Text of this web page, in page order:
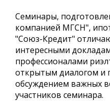
Семинары,
компанией МГСН",
"Союз-Кредит"
интересными
профессионалами
открытым диалогом и
обсуждением важных
участников семинара.